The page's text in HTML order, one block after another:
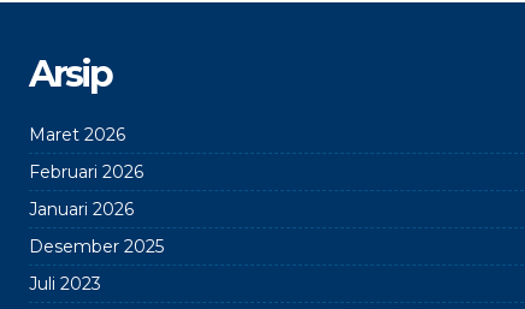
Arsip
Maret 2026
Februari 2026
Januari 2026
Desember 2025
Juli 2023